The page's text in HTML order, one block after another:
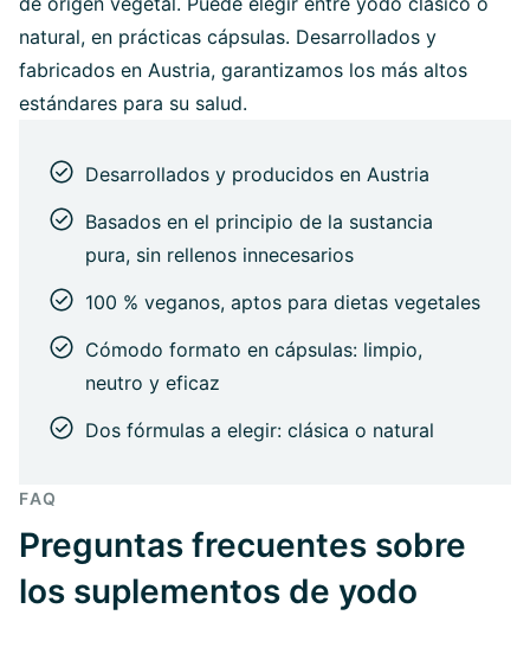
natural, en prácticas cápsulas. Desarrollados y
fabricados en Austria, garantizamos los más altos
estándares para su salud.
Desarrollados y producidos en Austria
Basados en el principio de la sustancia
pura, sin rellenos innecesarios
100 % veganos, aptos para dietas vegetales
Cómodo formato en cápsulas: limpio,
neutro y eficaz
Dos fórmulas a elegir: clásica o natural
FAQ
Preguntas frecuentes sobre
los suplementos de yodo